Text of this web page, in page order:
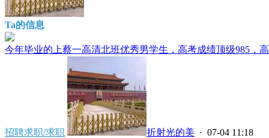
Ta的信息
今年毕业的上蔡一高清北班优秀男学生，高考成绩顶级985，
招聘求职/求职 折射光的美 · 07-04 11:18